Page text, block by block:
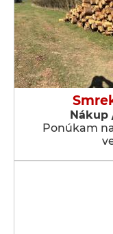
Nákup
Ponúkam